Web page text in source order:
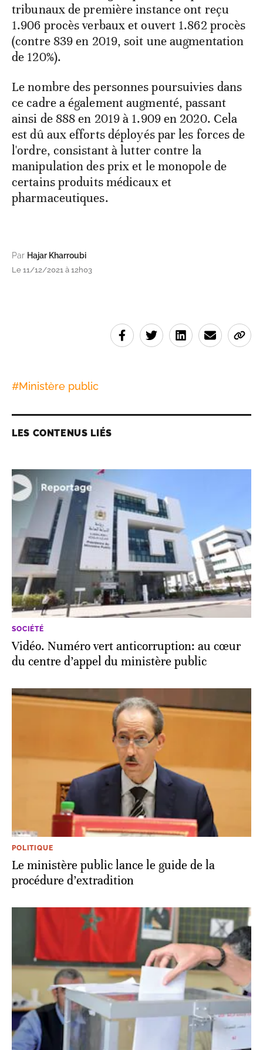
tribunaux de première instance ont reçu
1.906 procès verbaux et ouvert 1.862 procès
(contre 839 en 2019, soit une augmentation
de 120%).
Le nombre des personnes poursuivies dans
ce cadre a également augmenté, passant
ainsi de 888 en 2019 à 1.909 en 2020. Cela
est dû aux efforts déployés par les forces de
l'ordre, consistant à lutter contre la
manipulation des prix et le monopole de
certains produits médicaux et
pharmaceutiques.
Par Hajar Kharroubi
Le 11/12/2021 à 12h03
#Ministère public
LES CONTENUS LIÉS
SOCIÉTÉ
Vidéo. Numéro vert anticorruption: au cœur
du centre d’appel du ministère public
POLITIQUE
Le ministère public lance le guide de la
procédure d’extradition